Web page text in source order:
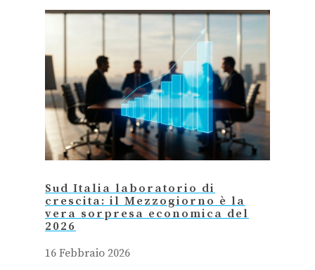
Sud Italia laboratorio di
crescita: il Mezzogiorno è la
vera sorpresa economica del
2026
16 Febbraio 2026